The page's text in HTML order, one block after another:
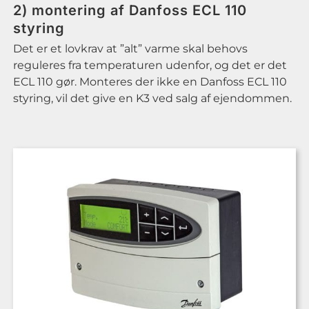
2) montering af Danfoss ECL 110
styring
Det er et lovkrav at ”alt” varme skal behovs
reguleres fra temperaturen udenfor, og det er det
ECL 110 gør. Monteres der ikke en Danfoss ECL 110
styring, vil det give en K3 ved salg af ejendommen.